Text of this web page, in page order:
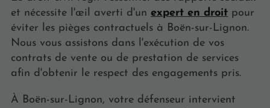
et nécessite l'œil averti d'un expert en droit pour
éviter les pièges contractuels à Boën-sur-Lignon.
Nous vous assistons dans l'exécution de vos
contrats de vente ou de prestation de services
afin d'obtenir le respect des engagements pris.
À Boën-sur-Lignon, votre défenseur intervient